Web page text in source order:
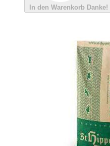
In den Warenkorb Danke!